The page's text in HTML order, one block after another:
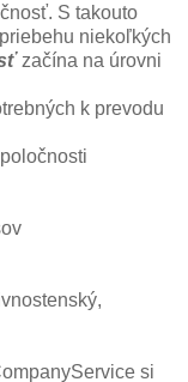
S takouto
niekoľkých
začína na úrovni
k prevodu
si